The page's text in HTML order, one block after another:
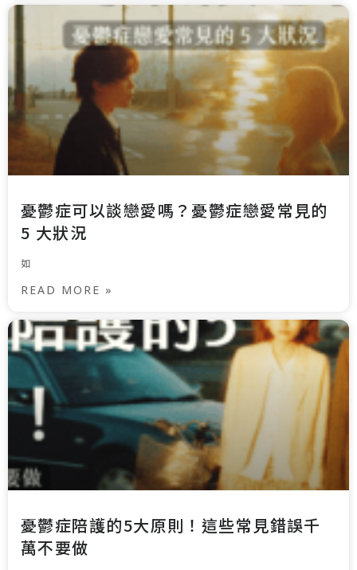
憂鬱症可以談戀愛嗎？憂鬱症戀愛常見的
5 大狀況
如
READ MORE »
憂鬱症陪護的5大原則！這些常見錯誤千
萬不要做